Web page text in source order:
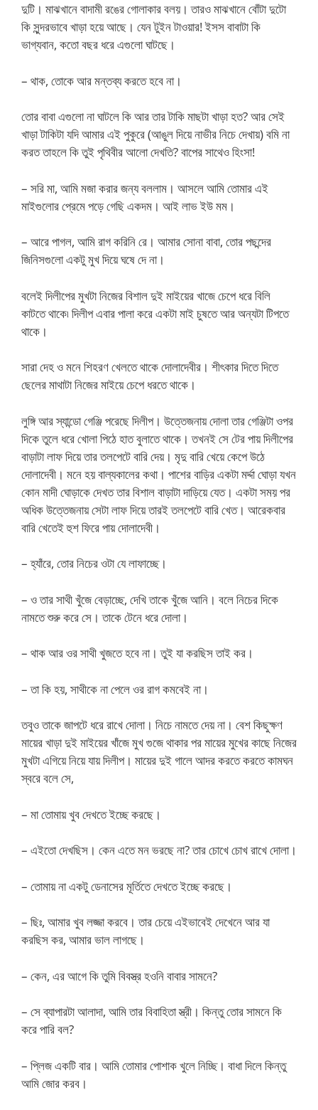
দুটি। মাঝখানে বাদামী রঙের গোলাকার বলয়। তারও মাঝখানে বোঁটা দুটো
কি সুন্দরভাবে খাড়া হয়ে আছে। যেন টুইন টাওয়ার! ইসস বাবাটা কি
ভাগ্যবান, কতো বছর ধরে এগুলো ঘাটছে।
– থাক, তোকে আর মন্তব্য করতে হবে না।
তোর বাবা এগুলো না ঘাটলে কি আর তার টাকি মাছটা খাড়া হত? আর সেই
খাড়া টাকিটা যদি আমার এই পুকুরে (আঙুল দিয়ে নাভীর নিচে দেখায়) বমি না
করত তাহলে কি তুই পৃথিবীর আলো দেখতি? বাপের সাথেও হিংসা!
– সরি মা, আমি মজা করার জন্য বললাম। আসলে আমি তোমার এই
মাইগুলোর প্রেমে পড়ে গেছি একদম। আই লাভ ইউ মম।
– আরে পাগল, আমি রাগ করিনি রে। আমার সোনা বাবা, তোর পছন্দের
জিনিসগুলো একটু মুখ দিয়ে ঘষে দে না।
বলেই দিলীপের মুখটা নিজের বিশাল দুই মাইয়ের খাজে চেপে ধরে বিলি
কাটতে থাকে৷ দিলীপ এবার পালা করে একটা মাই চুষতে আর অন্যটা টিপতে
থাকে।
সারা দেহ ও মনে শিহরণ খেলতে থাকে দোলাদেবীর। শীৎকার দিতে দিতে
ছেলের মাথাটা নিজের মাইয়ে চেপে ধরতে থাকে।
লুঙ্গি আর স্যান্ডো গেঞ্জি পরেছে দিলীপ। উত্তেজনায় দোলা তার গেঞ্জিটা ওপর
দিকে তুলে ধরে খোলা পিঠে হাত বুলাতে থাকে। তখনই সে টের পায় দিলীপের
বাড়াটা লাফ দিয়ে তার তলপেটে বারি দেয়। মৃদু বারি খেয়ে কেপে উঠে
দোলাদেবী। মনে হয় বাল্যকালের কথা। পাশের বাড়ির একটা মর্দ্দা ঘোড়া যখন
কোন মাদী ঘোড়াকে দেখত তার বিশাল বাড়াটা দাড়িয়ে যেত। একটা সময় পর
অধিক উত্তেজনায় সেটা লাফ দিয়ে তারই তলপেটে বারি খেত। আরেকবার
বারি খেতেই হুশ ফিরে পায় দোলাদেবী।
– হ্যাঁরে, তোর নিচের ওটা যে লাফাচ্ছে।
– ও তার সাথী খুঁজে বেড়াচ্ছে, দেখি তাকে খুঁজে আনি। বলে নিচের দিকে
নামতে শুরু করে সে। তাকে টেনে ধরে দোলা।
– থাক আর ওর সাথী খুজতে হবে না। তুই যা করছিস তাই কর।
– তা কি হয়, সাথীকে না পেলে ওর রাগ কমবেই না।
তবুও তাকে জাপটে ধরে রাখে দোলা। নিচে নামতে দেয় না। বেশ কিছুক্ষণ
মায়ের খাড়া দুই মাইয়ের খাঁজে মুখ গুজে থাকার পর মায়ের মুখের কাছে নিজের
মুখটা এগিয়ে নিয়ে যায় দিলীপ। মায়ের দুই গালে আদর করতে করতে কামঘন
স্বরে বলে সে,
– মা তোমায় খুব দেখতে ইচ্ছে করছে।
– এইতো দেখছিস। কেন এতে মন ভরছে না? তার চোখে চোখ রাখে দোলা।
– তোমায় না একটু ডেনাসের মূর্তিতে দেখতে ইচ্ছে করছে।
– ছিঃ, আমার খুব লজ্জা করবে। তার চেয়ে এইভাবেই দেখেনে আর যা
করছিস কর, আমার ভাল লাগছে।
– কেন, এর আগে কি তুমি বিবস্ত্র হওনি বাবার সামনে?
– সে ব্যাপারটা আলাদা, আমি তার বিবাহিতা স্ত্রী। কিন্তু তোর সামনে কি
করে পারি বল?
– প্লিজ একটি বার। আমি তোমার পোশাক খুলে নিচ্ছি। বাধা দিলে কিন্তু
আমি জোর করব।